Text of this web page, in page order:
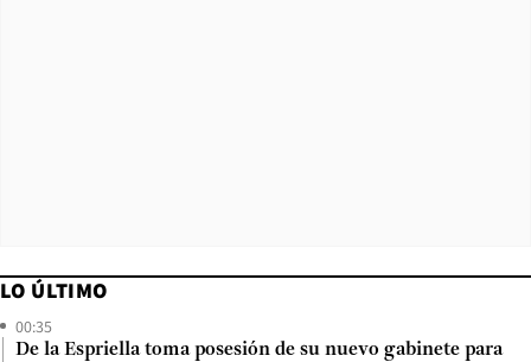
LO ÚLTIMO
00:35
De la Espriella toma posesión de su nuevo gabinete para